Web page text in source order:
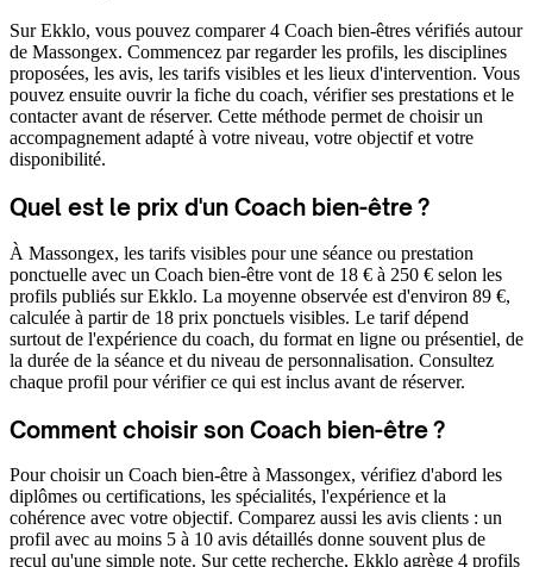
Sur Ekklo, vous pouvez comparer 4 Coach bien-êtres vérifiés autour
de Massongex. Commencez par regarder les profils, les disciplines
proposées, les avis, les tarifs visibles et les lieux d'intervention. Vous
pouvez ensuite ouvrir la fiche du coach, vérifier ses prestations et le
contacter avant de réserver. Cette méthode permet de choisir un
accompagnement adapté à votre niveau, votre objectif et votre
disponibilité.
Quel est le prix d'un Coach bien-être ?
À Massongex, les tarifs visibles pour une séance ou prestation
ponctuelle avec un Coach bien-être vont de 18 € à 250 € selon les
profils publiés sur Ekklo. La moyenne observée est d'environ 89 €,
calculée à partir de 18 prix ponctuels visibles. Le tarif dépend
surtout de l'expérience du coach, du format en ligne ou présentiel, de
la durée de la séance et du niveau de personnalisation. Consultez
chaque profil pour vérifier ce qui est inclus avant de réserver.
Comment choisir son Coach bien-être ?
Pour choisir un Coach bien-être à Massongex, vérifiez d'abord les
diplômes ou certifications, les spécialités, l'expérience et la
cohérence avec votre objectif. Comparez aussi les avis clients : un
profil avec au moins 5 à 10 avis détaillés donne souvent plus de
recul qu'une simple note. Sur cette recherche, Ekklo agrège 4 profils